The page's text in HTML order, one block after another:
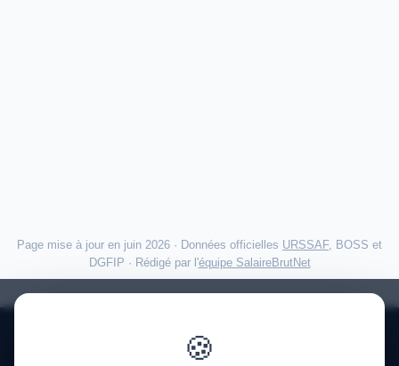
Page mise à jour en juin 2026 · Données officielles URSSAF, BOSS et
DGFIP · Rédigé par l'équipe SalaireBrutNet
🍪
Politique de confidentialité
· FAQ